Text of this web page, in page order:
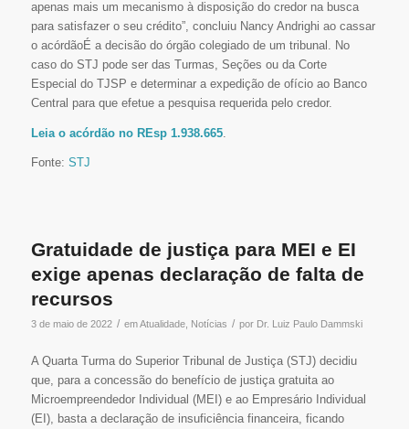
apenas mais um mecanismo à disposição do credor na busca
para satisfazer o seu crédito”, concluiu Nancy Andrighi ao cassar
o acórdãoÉ a decisão do órgão colegiado de um tribunal. No
caso do STJ pode ser das Turmas, Seções ou da Corte
Especial do TJSP e determinar a expedição de ofício ao Banco
Central para que efetue a pesquisa requerida pelo credor.
Leia o acórdão no REsp 1.938.665.
Fonte: STJ
Gratuidade de justiça para MEI e EI
exige apenas declaração de falta de
recursos
3 de maio de 2022 / emAtualidade, Notícias / por Dr. Luiz Paulo Dammski
A Quarta Turma do Superior Tribunal de Justiça (STJ) decidiu
que, para a concessão do benefício de justiça gratuita ao
Microempreendedor Individual (MEI) e ao Empresário Individual
(EI), basta a declaração de insuficiência financeira, ficando